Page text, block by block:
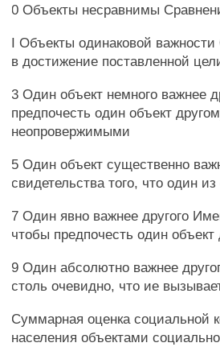
0 Объекты несравнимы
I Объекты одинаковой
в достижение поставленной
3 Один объект немного важнее
предпочесть один объект
неопровержимыми
5 Один объект существенно
свидетельства того, что один
7 Один явно важнее другого
чтобы предпочесть один объект
9 Один абсолютно важнее
столь очевидно, что ие
Суммарная оценка социальной
населения объектами